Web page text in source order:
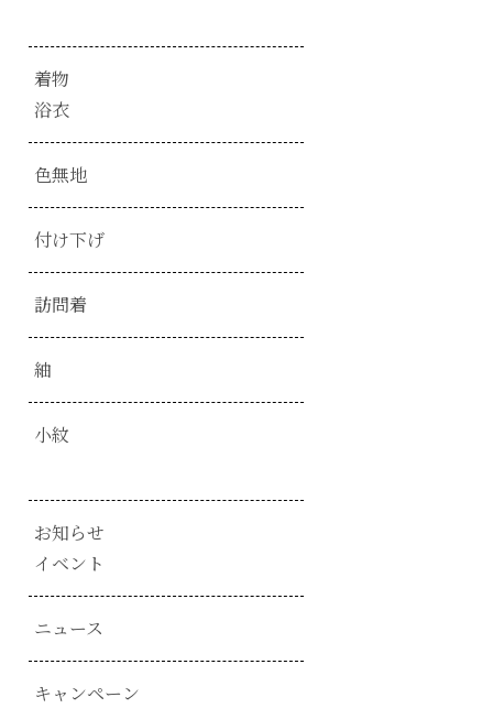
着物
浴衣
色無地
付け下げ
訪問着
紬
小紋
お知らせ
イベント
ニュース
キャンペーン